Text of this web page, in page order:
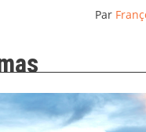
2019
Les comités
Par